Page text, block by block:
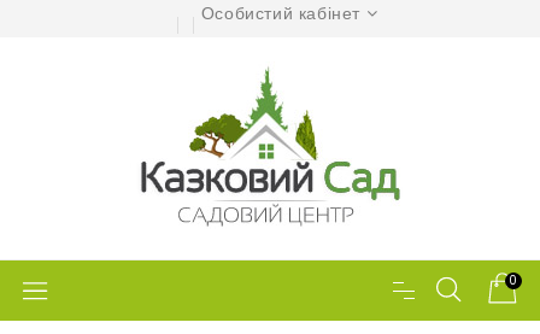
Особистий кабінет
0